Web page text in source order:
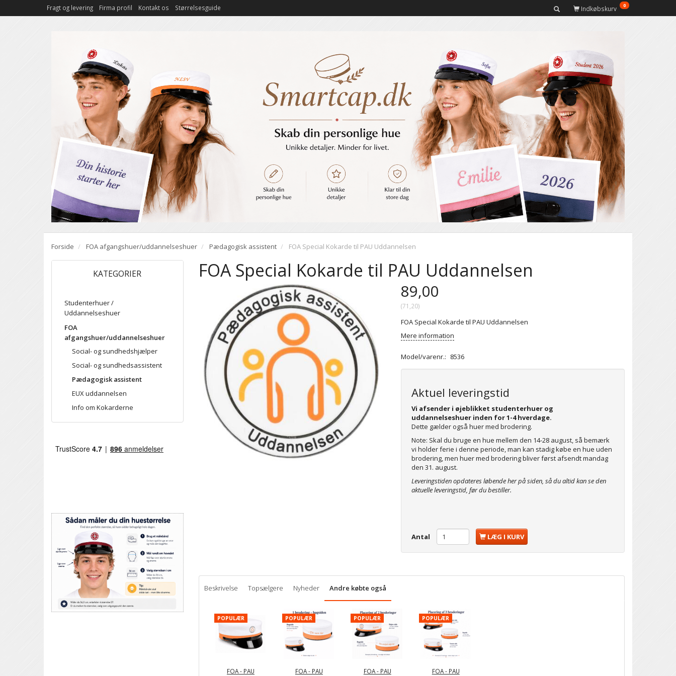
Indkøbskurv 0
Fragt og levering Firma profil Kontakt os Størrelsesguide
Forside FOA afgangshuer/uddannelseshuer Pædagogisk assistent FOA Special Kokarde til PAU Uddannelsen
KATEGORIER
Studenterhuer /
Uddannelseshuer
FOA
afgangshuer/uddannelseshuer
Social- og sundhedshjælper
Social- og sundhedsassistent
Pædagogisk assistent
EUX uddannelsen
Info om Kokarderne
FOA Special Kokarde til PAU Uddannelsen
89,00
(71,20)
FOA Special Kokarde til PAU Uddannelsen
Mere information
Model/varenr.: 8536
Aktuel leveringstid
Vi afsender i øjeblikket studenterhuer og
uddannelseshuer inden for 1-4 hverdage.
Dette gælder også huer med brodering.
Note: Skal du bruge en hue mellem den 14-28 august, så bemærk
vi holder ferie i denne periode, man kan stadig købe en hue uden
brodering, men huer med brodering bliver først afsendt mandag
den 31. august.
Leveringstiden opdateres løbende her på siden, så du altid kan se den
aktuelle leveringstid, før du bestiller.
Antal LÆG I KURV
Beskrivelse Topsælgere Nyheder Andre købte også
POPULÆR
FOA - PAU
POPULÆR
FOA - PAU
POPULÆR
FOA - PAU
POPULÆR
FOA - PAU